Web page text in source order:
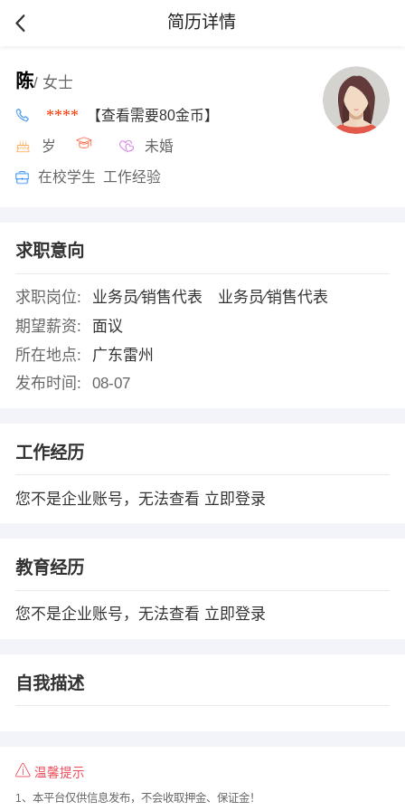
简历详情
陈/ 女士
**** 【查看需要80金币】
岁 未婚
在校学生 工作经验
求职意向
求职岗位:
业务员∕销售代表 业务员∕销售代表
期望薪资:
面议
所在地点:
广东雷州
发布时间:
08-07
工作经历
您不是企业账号，无法查看 立即登录
教育经历
您不是企业账号，无法查看 立即登录
自我描述
温馨提示
1、本平台仅供信息发布，不会收取押金、保证金！